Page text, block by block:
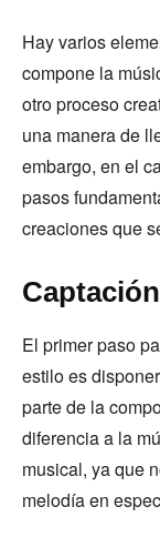
Hay varios
compone la
otro proceso
una manera de
embargo, en el
pasos
creaciones que
El primer paso
estilo es
parte de la
diferencia a la
musical, ya que
melodía en